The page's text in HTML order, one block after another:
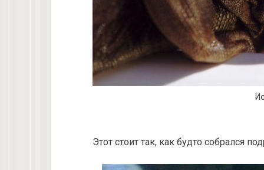
Этот стоит так, как будто собрался